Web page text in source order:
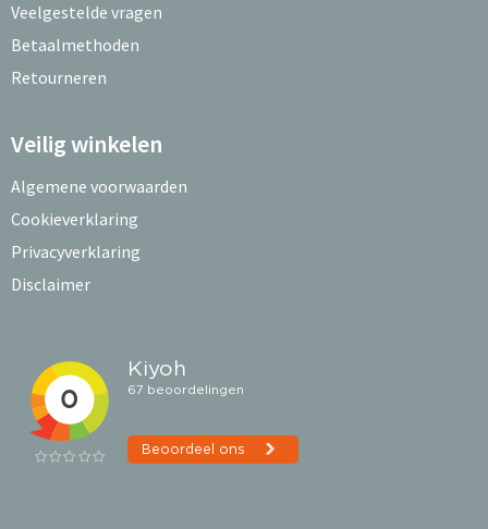
Veelgestelde vragen
Betaalmethoden
Retourneren
Veilig winkelen
Algemene voorwaarden
Cookieverklaring
Privacyverklaring
Disclaimer